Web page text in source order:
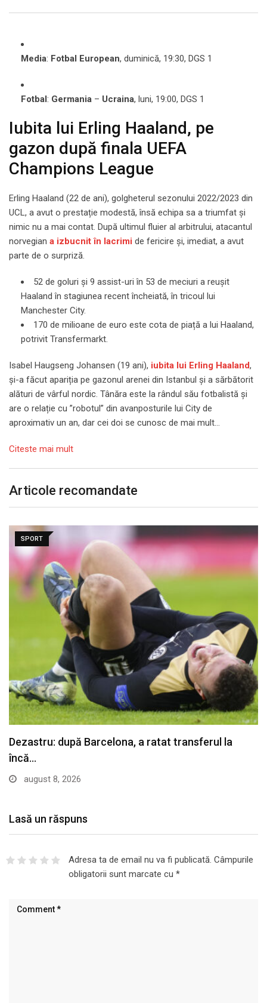
Media: Fotbal European, duminică, 19:30, DGS 1
Fotbal: Germania – Ucraina, luni, 19:00, DGS 1
Iubita lui Erling Haaland, pe
gazon după finala UEFA
Champions League
Erling Haaland (22 de ani), golgheterul sezonului 2022/2023 din
UCL, a avut o prestație modestă, însă echipa sa a triumfat și
nimic nu a mai contat. După ultimul fluier al arbitrului, atacantul
norvegian a izbucnit în lacrimi de fericire și, imediat, a avut
parte de o surpriză.
52 de goluri și 9 assist-uri în 53 de meciuri a reușit
Haaland în stagiunea recent încheiată, în tricoul lui
Manchester City.
170 de milioane de euro este cota de piață a lui Haaland,
potrivit Transfermarkt.
Isabel Haugseng Johansen (19 ani), iubita lui Erling Haaland,
și-a făcut apariția pe gazonul arenei din Istanbul și a sărbătorit
alături de vârful nordic. Tânăra este la rândul său fotbalistă și
are o relație cu ”robotul” din avanposturile lui City de
aproximativ un an, dar cei doi se cunosc de mai mult…
Citeste mai mult
Articole recomandate
SPORT
Live Video&Text | UTA – Rapid, LIVE VIDEO,…
august 7, 2026
Lasă un răspuns
Adresa ta de email nu va fi publicată. Câmpurile
obligatorii sunt marcate cu *